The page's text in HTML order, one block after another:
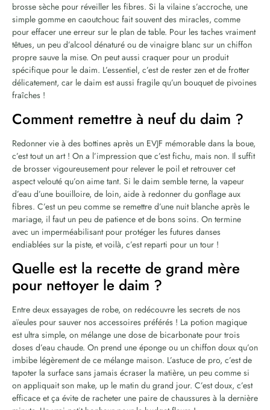
brosse sèche pour réveiller les fibres. Si la vilaine s’accroche, une
simple gomme en caoutchouc fait souvent des miracles, comme
pour effacer une erreur sur le plan de table. Pour les taches vraiment
têtues, un peu d’alcool dénaturé ou de vinaigre blanc sur un chiffon
propre sauve la mise. On peut aussi craquer pour un produit
spécifique pour le daim. L’essentiel, c’est de rester zen et de frotter
délicatement, car le daim est aussi fragile qu’un bouquet de pivoines
fraîches !
Comment remettre à neuf du daim ?
Redonner vie à des bottines après un EVJF mémorable dans la boue,
c’est tout un art ! On a l’impression que c’est fichu, mais non. Il suffit
de brosser vigoureusement pour relever le poil et retrouver cet
aspect velouté qu’on aime tant. Si le daim semble terne, la vapeur
d’eau d’une bouilloire, de loin, aide à redonner du gonflage aux
fibres. C’est un peu comme se remettre d’une nuit blanche après le
mariage, il faut un peu de patience et de bons soins. On termine
avec un imperméabilisant pour protéger les futures danses
endiablées sur la piste, et voilà, c’est reparti pour un tour !
Quelle est la recette de grand mère
pour nettoyer le daim ?
Entre deux essayages de robe, on redécouvre les secrets de nos
aïeules pour sauver nos accessoires préférés ! La potion magique
est ultra simple, on mélange une dose de bicarbonate pour trois
doses d’eau chaude. On prend une éponge ou un chiffon doux qu’on
imbibe légèrement de ce mélange maison. L’astuce de pro, c’est de
tapoter la surface sans jamais écraser la matière, un peu comme si
on appliquait son make, up le matin du grand jour. C’est doux, c’est
efficace et ça évite de racheter une paire de chaussures à la dernière